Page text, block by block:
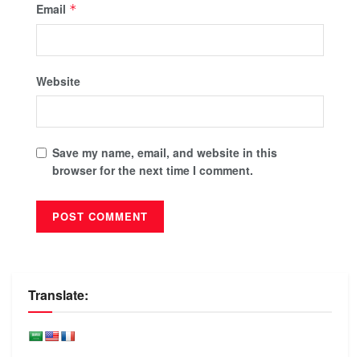
Email *
Website
Save my name, email, and website in this
browser for the next time I comment.
Translate: